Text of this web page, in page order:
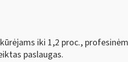
iki 1,2 proc.,
paslaugas.